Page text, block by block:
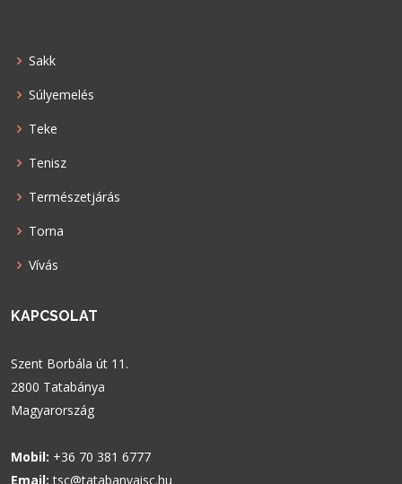
Sakk
Súlyemelés
Teke
Tenisz
Természetjárás
Torna
Vívás
KAPCSOLAT
Szent Borbála út 11.
2800 Tatabánya
Magyarország
Mobil: +36 70 381 6777
Email: tsc@tatabanyaisc.hu